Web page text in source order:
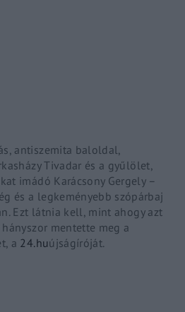
antiszemita baloldal,
Tivadar és a gyűlölet,
imádó Karácsony Gergely –
és a legkeményebb szópárbaj
Ezt látnia kell, mint ahogy azt
mentette meg a
a 24.huújságíróját.